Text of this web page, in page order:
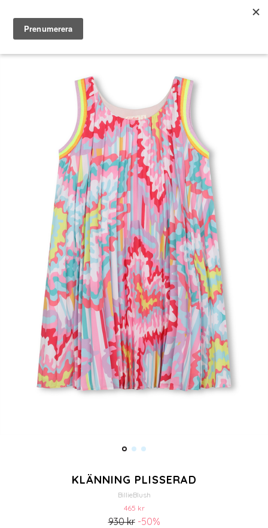
KLÄNNING PLISSERAD
BillieBlush
465 kr
930 kr-50%